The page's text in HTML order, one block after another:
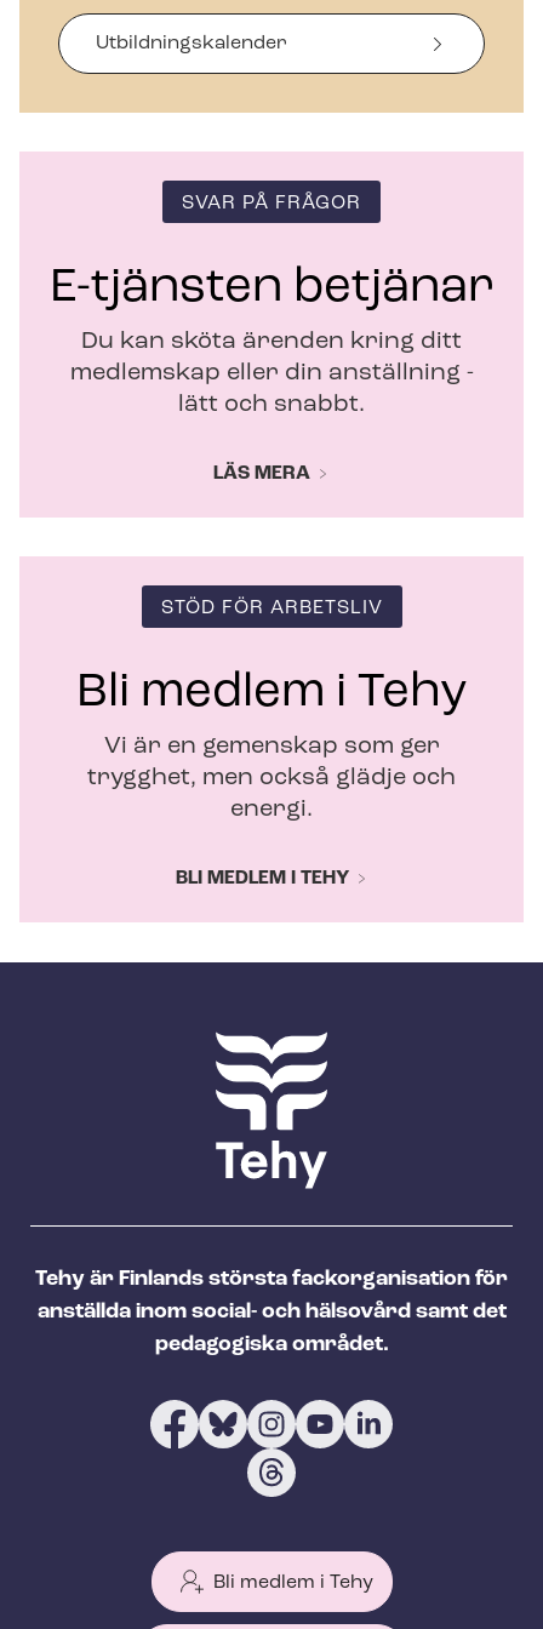
s
i
t
e
r
Ut­bild­nings­ka­len­der
SVAR PÅ FRÅGOR
E-tjänsten betjänar
Du kan sköta ärenden kring ditt
medlemskap eller din anställning -
lätt och snabbt.
LÄS MERA
STÖD FÖR ARBETSLIV
Bli medlem i Tehy
Vi är en gemenskap som ger
trygghet, men också glädje och
energi.
BLI MEDLEM I TEHY
Tehy är Finlands största fackorganisation för
anställda inom social- och hälsovård samt det
pedagogiska området.
Bli medlem i Tehy